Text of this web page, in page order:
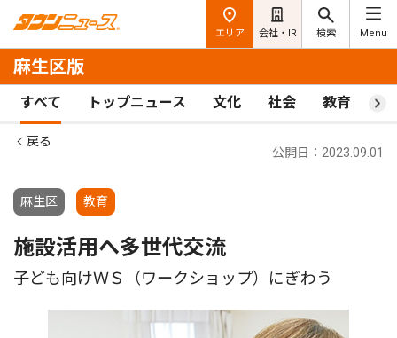
エリア 会社・IR 検索 Menu
麻生区版
すべて トップニュース 文化 社会 教育 ス
戻る
麻生区 教育
公開日：2023.09.01
施設活用へ多世代交流
子ども向けＷＳ（ワークショップ）にぎわう